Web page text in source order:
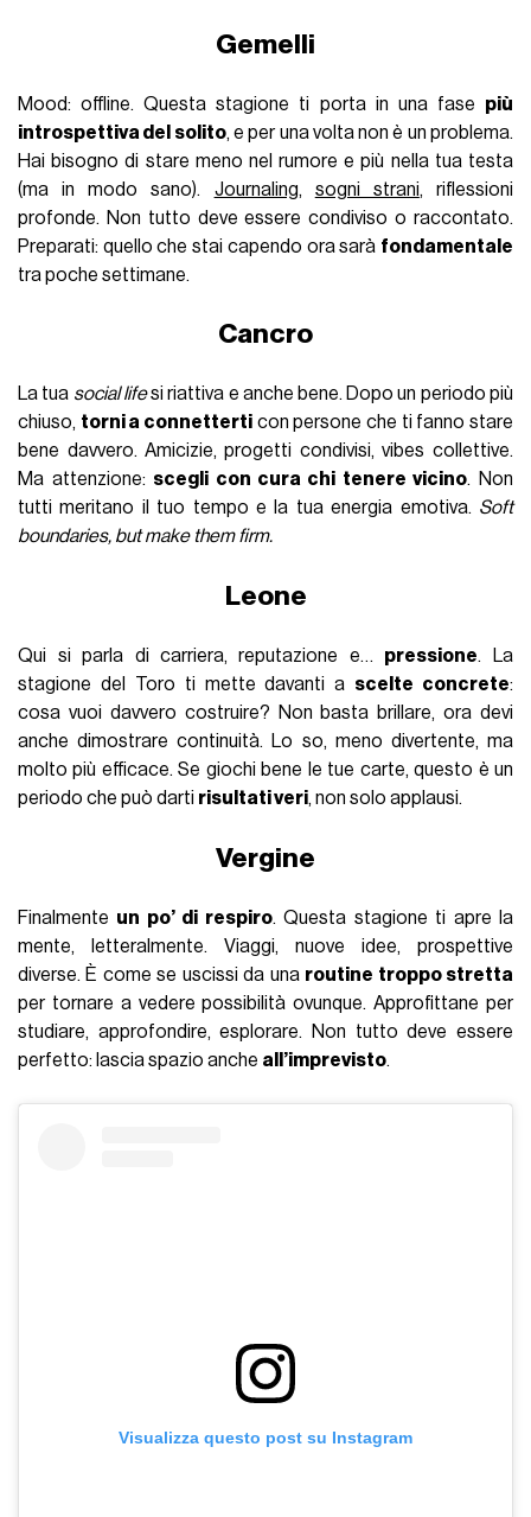
Gemelli
Mood: offline. Questa stagione ti porta in una fase più
introspettiva del solito, e per una volta non è un problema.
Hai bisogno di stare meno nel rumore e più nella tua testa
(ma in modo sano). Journaling, sogni strani, riflessioni
profonde. Non tutto deve essere condiviso o raccontato.
Preparati: quello che stai capendo ora sarà fondamentale
tra poche settimane.
Cancro
La tua social lifesi riattiva e anche bene. Dopo un periodo più
chiuso, torni a connetterti con persone che ti fanno stare
bene davvero. Amicizie, progetti condivisi, vibes collettive.
Ma attenzione: scegli con cura chi tenere vicino. Non
tutti meritano il tuo tempo e la tua energia emotiva. Soft
boundaries, but make them firm.
Leone
Qui si parla di carriera, reputazione e… pressione. La
stagione del Toro ti mette davanti a scelte concrete:
cosa vuoi davvero costruire? Non basta brillare, ora devi
anche dimostrare continuità. Lo so, meno divertente, ma
molto più efficace. Se giochi bene le tue carte, questo è un
periodo che può darti risultati veri, non solo applausi.
Vergine
Finalmente un po’ di respiro. Questa stagione ti apre la
mente, letteralmente. Viaggi, nuove idee, prospettive
diverse. È come se uscissi da una routine troppo stretta
per tornare a vedere possibilità ovunque. Approfittane per
studiare, approfondire, esplorare. Non tutto deve essere
perfetto: lascia spazio anche all’imprevisto.
Visualizza questo post su Instagram